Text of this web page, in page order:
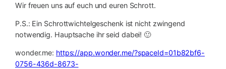
Wir freuen uns auf euch und euren Schrott.
P.S.: Ein Schrottwichtelgeschenk ist nicht zwingend
notwendig. Hauptsache ihr seid dabei! 🙂
wonder.me: https://app.wonder.me/?spaceId=01b82bf6-
0756-436d-8673-